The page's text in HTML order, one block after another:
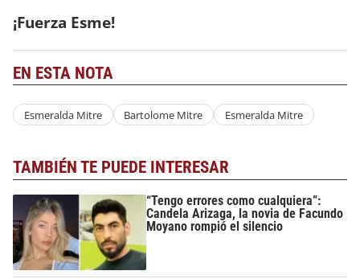
¡Fuerza Esme!
EN ESTA NOTA
Esmeralda Mitre Bartolome Mitre Esmeralda Mitre
TAMBIÉN TE PUEDE INTERESAR
“Tengo errores como cualquiera”:
Candela Arizaga, la novia de Facundo
Moyano rompió el silencio